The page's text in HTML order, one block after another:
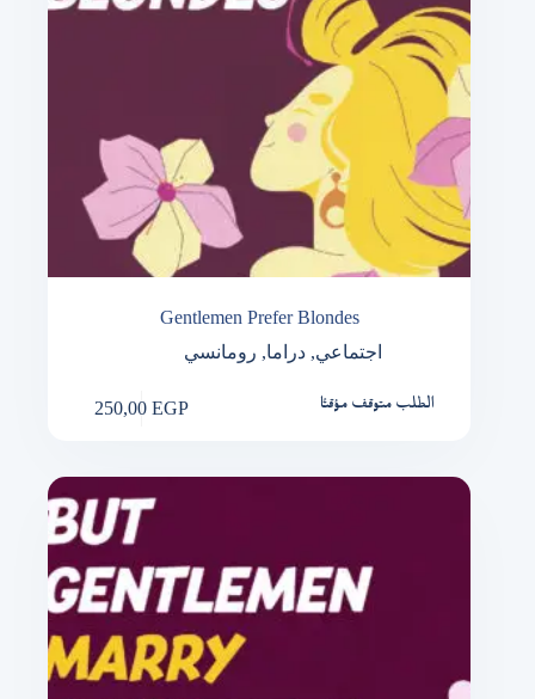
Gentlemen Prefer Blondes
اجتماعي, دراما, رومانسي
250,00EGP الطلب متوقف مؤقتًا